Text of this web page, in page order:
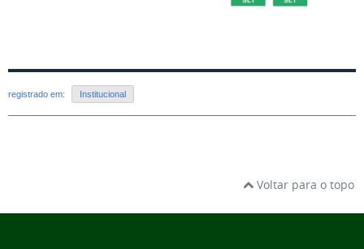
registrado em: Institucional
Voltar para o topo